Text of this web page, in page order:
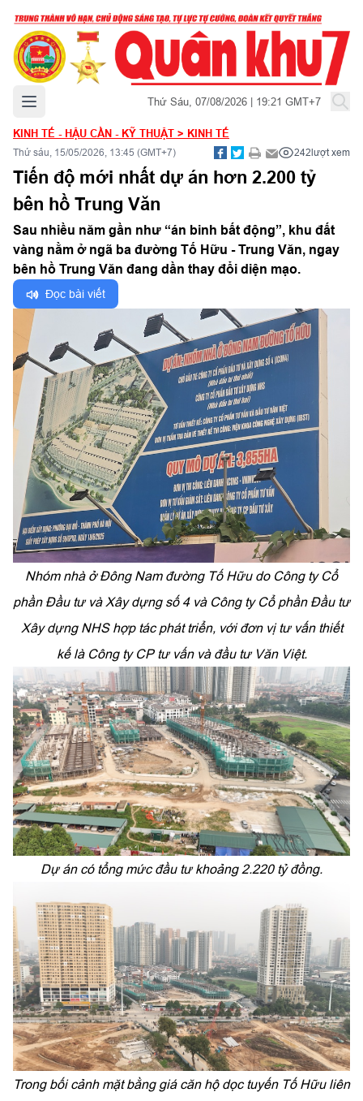
Mở menu chính Thứ Sáu, 07/08/2026 | 19:21 GMT+7
KINH TẾ - HẬU CẦN - KỸ THUẬT > KINH TẾ
Thứ sáu, 15/05/2026, 13:45 (GMT+7) 242lượt xem
Tiến độ mới nhất dự án hơn 2.200 tỷ
bên hồ Trung Văn
Sau nhiều năm gần như “án binh bất động”, khu đất
vàng nằm ở ngã ba đường Tố Hữu - Trung Văn, ngay
bên hồ Trung Văn đang dần thay đổi diện mạo.
Đọc bài viết
Nhóm nhà ở Đông Nam đường Tố Hữu do Công ty Cổ
phần Đầu tư và Xây dựng số 4 và Công ty Cổ phần Đầu tư
Xây dựng NHS hợp tác phát triển, với đơn vị tư vấn thiết
kế là Công ty CP tư vấn và đầu tư Văn Việt.
Dự án có tổng mức đầu tư khoảng 2.220 tỷ đồng.
Trong bối cảnh mặt bằng giá căn hộ dọc tuyến Tố Hữu liên